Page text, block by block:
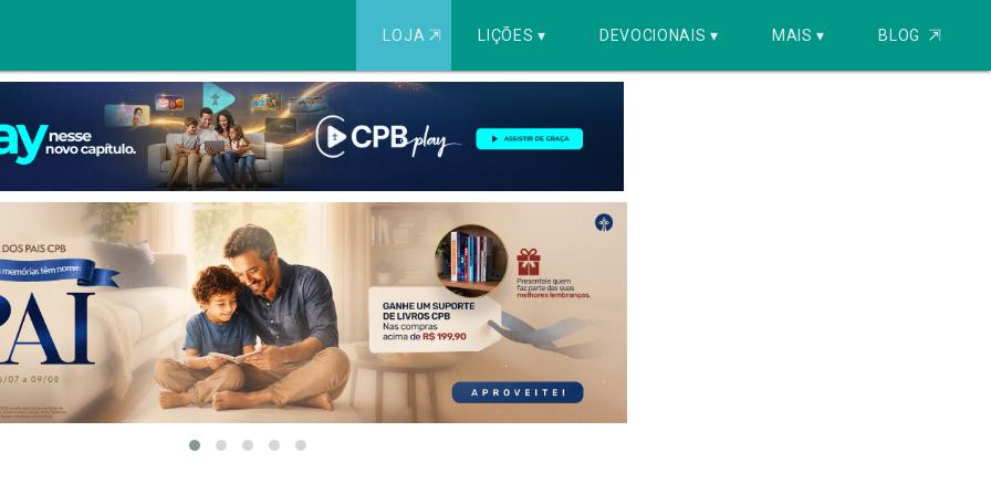
LOJA ⇱ LIÇÕES ▾ DEVOCIONAIS ▾ MAIS ▾ BLOG ⇱